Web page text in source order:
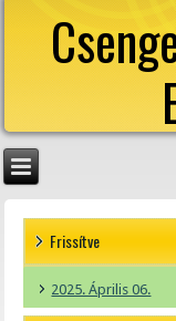
Frissítve
2025. Április 06.